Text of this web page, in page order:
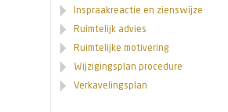
Inspraakreactie en zienswijze
Ruimtelijk advies
Ruimtelijke motivering
Wijzigingsplan procedure
Verkavelingsplan